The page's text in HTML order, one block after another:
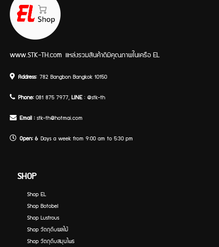
www.STK-TH.com แหล่งรวมสินค้าดีมีคุณภาพในเครือ EL
Address:782 Bangbon Bangkok 10150
Phone:081 875 7977, LINE: @stk-th
Email : stk-th@hotmai.com
Open: 6Days a week from 9:00 am to 5:30 pm
SHOP
Shop EL
Shop Botobel
Shop Lustrous
Shop วัตถุดิบผลไม้
Shop วัตถุดิบสมุนไพร